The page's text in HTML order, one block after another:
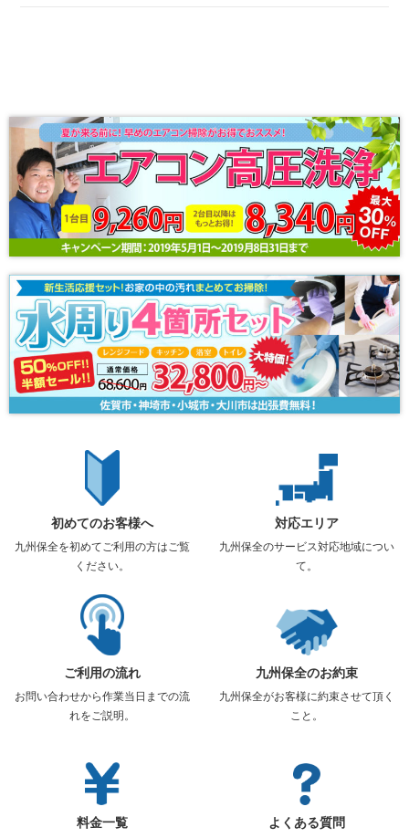
初めてのお客様へ
九州保全を初めてご利用の方はご覧
ください。
対応エリア
九州保全のサービス対応地域につい
て。
ご利用の流れ
お問い合わせから作業当日までの流
れをご説明。
九州保全のお約束
九州保全がお客様に約束させて頂く
こと。
料金一覧 よくある質問